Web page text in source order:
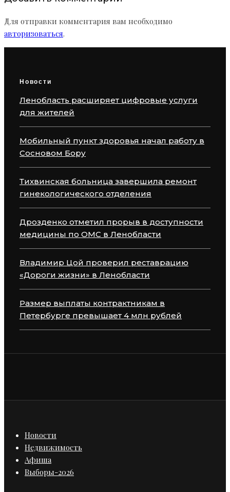
Для отправки комментария вам необходимо
авторизоваться.
Новости
Ленобласть расширяет цифровые услуги
для жителей
Мобильный пункт здоровья начал работу в
Сосновом Бору
Тихвинская больница завершила ремонт
гинекологического отделения
Дрозденко отметил прорыв в доступности
медицины по ОМС в Ленобласти
Владимир Цой проверил реставрацию
«Дороги жизни» в Ленобласти
Размер выплаты контрактникам в
Петербурге превышает 4 млн рублей
Новости
Недвижимость
Афиша
Выборы-2026